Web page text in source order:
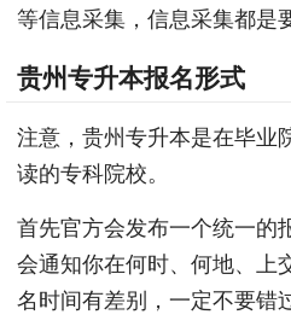
等信息采集，信息采集都是
贵州专升本报名形式
注意，贵州专升本是在毕业
读的专科院校。
首先官方会发布一个统一的
会通知你在何时、何地、上
名时间有差别，一定不要错